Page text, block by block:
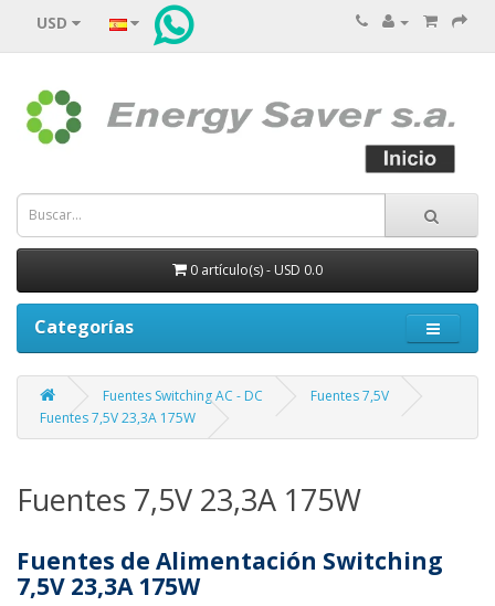
USD
0 artículo(s) - USD 0.0
Categorías
Fuentes Switching AC - DC
Fuentes 7,5V
Fuentes 7,5V 23,3A 175W
Fuentes 7,5V 23,3A 175W
Fuentes de Alimentación Switching
7,5V 23,3A 175W